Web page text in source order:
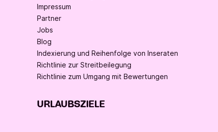
Impressum
Partner
Jobs
Blog
Indexierung und Reihenfolge von Inseraten
Richtlinie zur Streitbeilegung
Richtlinie zum Umgang mit Bewertungen
URLAUBSZIELE